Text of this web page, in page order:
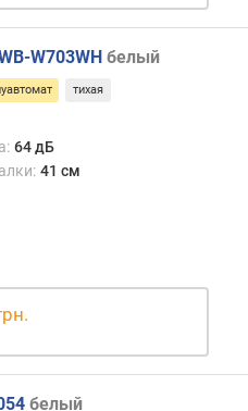
W703WH белый
тихая
64 дБ
41 см
белый